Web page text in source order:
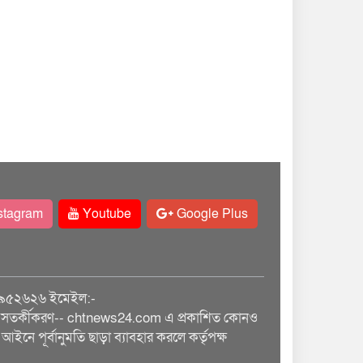
Youtube Google Plus
ইমেইল:-
chtnews24.com এ প্রকাশিত কোনও
পূর্বানুমতি ছাড়া ব্যাবহার করলে কর্তৃপক্ষ